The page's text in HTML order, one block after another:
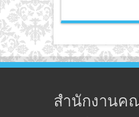
สำนักงานค